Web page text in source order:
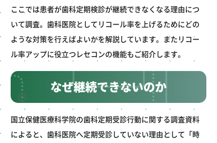
ここでは患者が歯科定期検診が継続できなくなる理由につ
いて調査。歯科医院としてリコール率を上げるためにどの
ような対策を行えばよいかを解説しています。またリコー
ル率アップに役立つレセコンの機能もご紹介します。
なぜ継続できないのか
国立保健医療科学院の歯科定期受診行動に関する調査資料
によると、歯科医院へ定期受診していない理由として「時